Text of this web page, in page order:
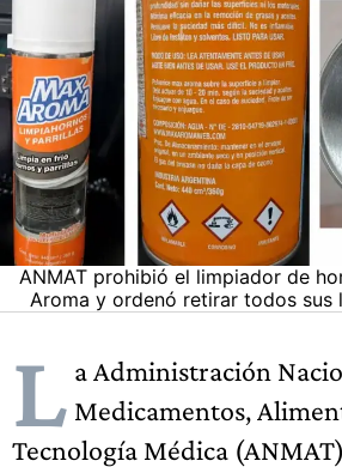
ANMAT prohibió el limpiador de
Aroma y ordenó retirar todos sus
L a Administración
Medicamentos,
Tecnología Médica